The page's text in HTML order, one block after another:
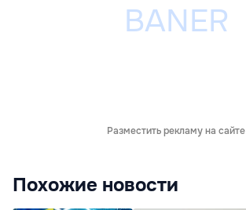
Разместить рекламу на сайте
Похожие новости